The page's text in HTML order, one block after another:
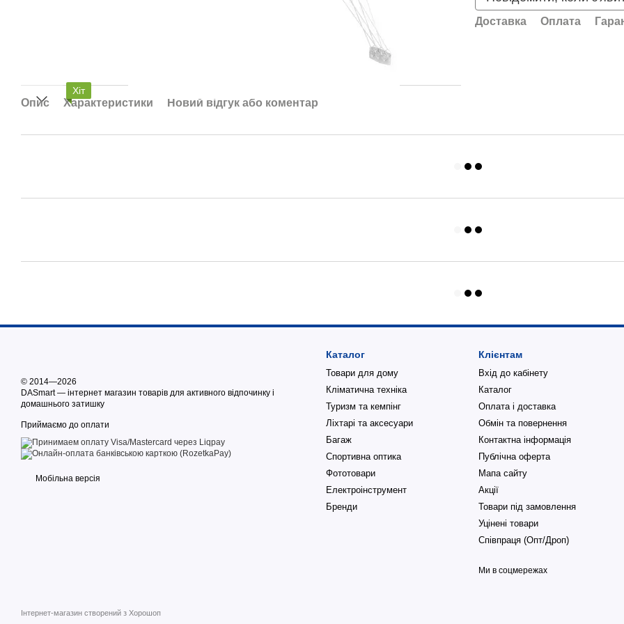
Хіт
Опис Характеристики Новий відгук або коментар
Доставка Оплата
© 2014—2026
DASmart — інтернет магазин товарів для активного відпочинку і
домашнього затишку
Приймаємо до оплати
Мобільна версія
Інтернет-магазин створений з Хорошоп
Каталог
Товари для дому
Кліматична техніка
Туризм та кемпінг
Ліхтарі та аксесуари
Багаж
Спортивна оптика
Фототовари
Електроінструмент
Бренди
Клієнтам
Вхід до кабінету
Каталог
Оплата і доставка
Обмін та повернення
Контактна інформація
Публічна оферта
Мапа сайту
Акції
Товари під замовлення
Уцінені товари
Співпраця (Опт/Дроп)
Ми в соцмережах